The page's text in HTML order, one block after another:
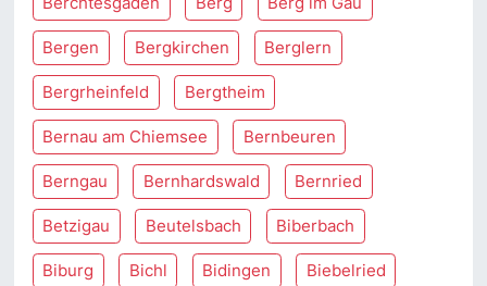
Bergen Bergkirchen Berglern
Bergrheinfeld Bergtheim
Bernau am Chiemsee Bernbeuren
Berngau Bernhardswald Bernried
Betzigau Beutelsbach Biberbach
Biburg Bichl Bidingen Biebelried